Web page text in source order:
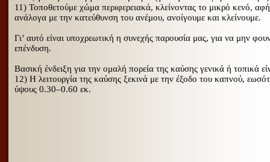
11) Τοποθετούμε χώμα περιφερειακά, κλείνοντας το μικρό κενό,
ανάλογα με την κατεύθυνση του ανέμου, ανοίγουμε και κλείνουμε.
Γι’ αυτό είναι υποχρεωτική η συνεχής παρουσία μας, για να μην
επένδυση.
Βασική ένδειξη για την ομαλή πορεία της καύσης γενικά ή τοπικά
12) Η λειτουργία της καύσης ξεκινά με την έξοδο του καπνού,
ύψους 0.30–0.60 εκ.